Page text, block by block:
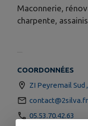
Maconnerie,
charpente,
COORDONNÉES
ZI Peyremail
contact@2silva.fr
05.53.70.42.63